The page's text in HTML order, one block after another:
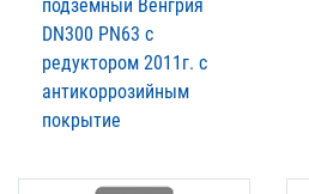
подземный Венгрия
DN300 PN63 с
редуктором 2011г. с
антикоррозийным
покрытие